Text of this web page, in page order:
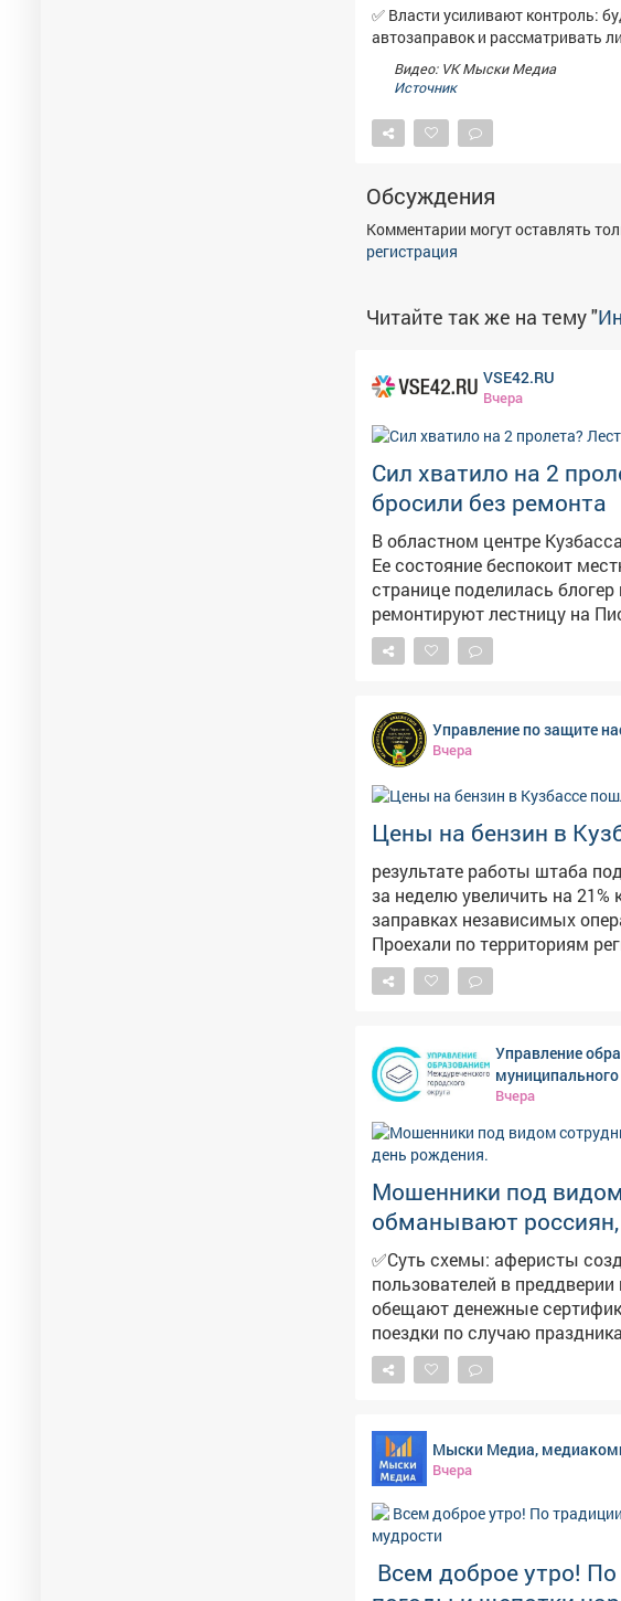
✅ Власти усиливают контроль:
автозаправок и рассматривать
Видео: VK Мыски Медиа
Источник
Обсуждения
Комментарии могут оставлять
регистрация
Читайте так же на тему "
VSE42.RU
Вчера
Сил хватило на 2
бросили без ремонта
В областном центре
Ее состояние беспокоит местных жителей.
странице поделилась блогер и
ремонтируют лестницу на
прокомментировала она ситуацию. На опубликованных кадрах
конструкции действительно
ливней эта лестница
страдает от тяжести снега. Напомним, в конце июня в мэрии сообщали, что
началсяремонт лестничного
также отметили, что его
Управление по защите
Вчера
Цены на бензин в
результате работы штаба
за неделю увеличить на
заправках независимых
Проехали по территориям
Управление
муниципального
Вчера
Мошенники под
обманывают
✅Суть схемы: аферисты
пользователей в
обещают денежные
поездки по случаю праздника. Мошенники торопят, якобы акция действует
24 часа. И побуждают пользователей
предупредите близких!
персональные данные. Обо
официальных ресурсах.
Мыски Медиа,
Вчера
Всем доброе утро!